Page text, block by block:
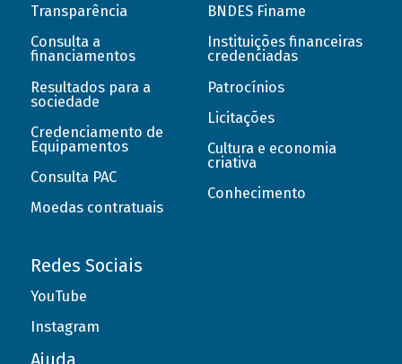
Transparência
Consulta a
financiamentos
Resultados para a
sociedade
Credenciamento de
Equipamentos
Consulta PAC
Moedas contratuais
BNDES Finame
Instituições financeiras
credenciadas
Patrocínios
Licitações
Cultura e economia
criativa
Conhecimento
Redes Sociais
YouTube
Instagram
Ajuda